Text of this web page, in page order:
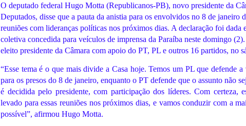
O deputado federal Hugo Motta (Republicanos-PB), novo presidente da
Deputados, disse que a pauta da anistia para os envolvidos no 8 de janeiro
reuniões com lideranças políticas nos próximos dias. A declaração foi dada
coletiva concedida para veículos de imprensa da Paraíba neste domingo
eleito presidente da Câmara com apoio do PT, PL e outros 16 partidos, no
“Esse tema é o que mais divide a Casa hoje. Temos um PL que defende a
para os presos do 8 de janeiro, enquanto o PT defende que o assunto não
é decidida pelo presidente, com participação dos líderes. Com certeza,
levado para essas reuniões nos próximos dias, e vamos conduzir com a
possível”, afirmou Hugo Motta.